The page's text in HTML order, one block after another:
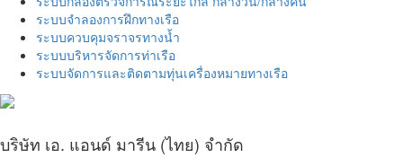
ระบบจำลองการฝึกทางเรือ
ระบบควบคุมจราจรทางน้ำ
ระบบบริหารจัดการท่าเรือ
ระบบจัดการและติดตามทุ่นเครื่องหมายทางเรือ
บริษัท เอ. แอนด์ มารีน (ไทย) จำกัด